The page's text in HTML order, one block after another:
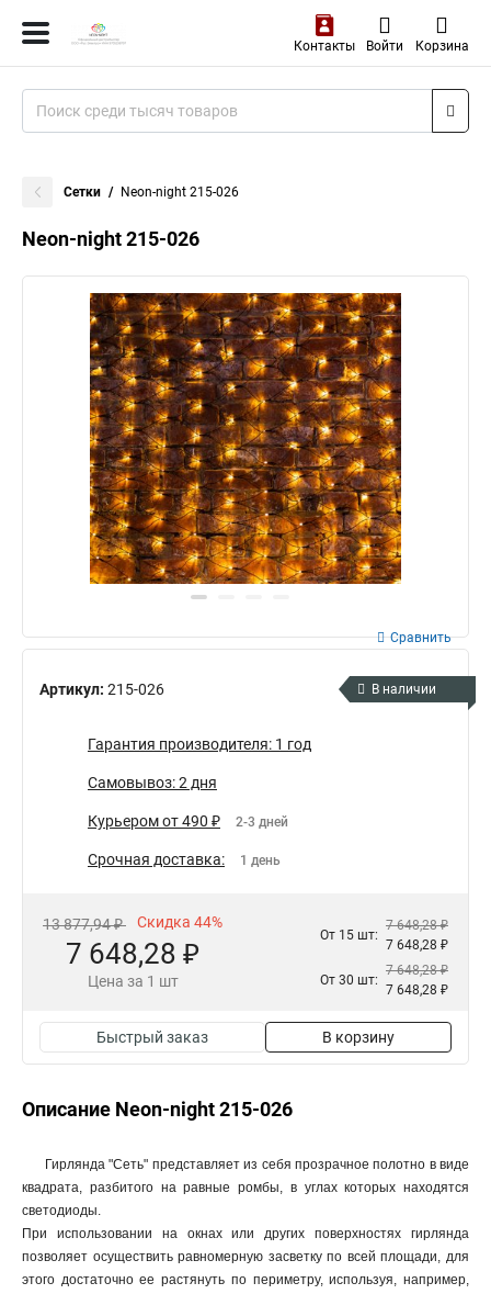
Контакты Войти Корзина
Сетки Neon-night 215-026
Neon-night 215-026
Артикул: 215-026
Сравнить
В наличии
Гарантия производителя: 1 год
Самовывоз: 2 дня
Курьером от 490 ₽ 2-3 дней
Срочная доставка: 1 день
13 877,94 ₽ Скидка 44%
7 648,28 ₽
Цена за 1 шт
От 15 шт:
7 648,28 ₽
7 648,28 ₽
От 30 шт:
7 648,28 ₽
7 648,28 ₽
Быстрый заказ В корзину
Описание Neon-night 215-026
Гирлянда "Сеть" представляет из себя прозрачное полотно в виде
квадрата, разбитого на равные ромбы, в углах которых находятся
светодиоды.
При использовании на окнах или других поверхностях гирлянда
позволяет осуществить равномерную засветку по всей площади, для
этого достаточно ее растянуть по периметру, используя, например,